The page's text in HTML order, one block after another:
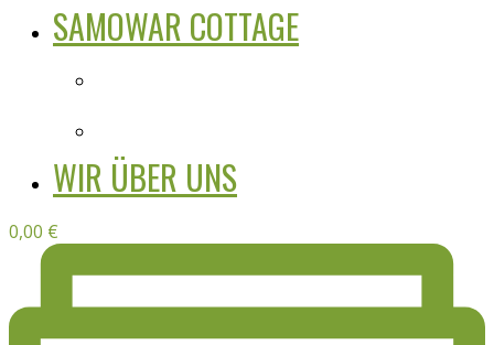
SAMOWAR COTTAGE
WIR ÜBER UNS
0,00 €